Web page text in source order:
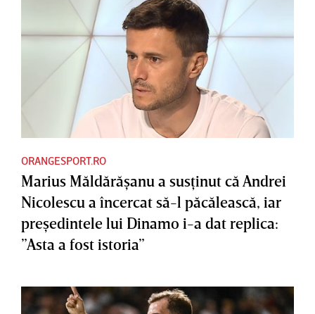
ORANGESPORT.RO
Marius Măldărăşanu a susţinut că Andrei
Nicolescu a încercat să-l păcălească, iar
preşedintele lui Dinamo i-a dat replica:
”Asta a fost istoria”